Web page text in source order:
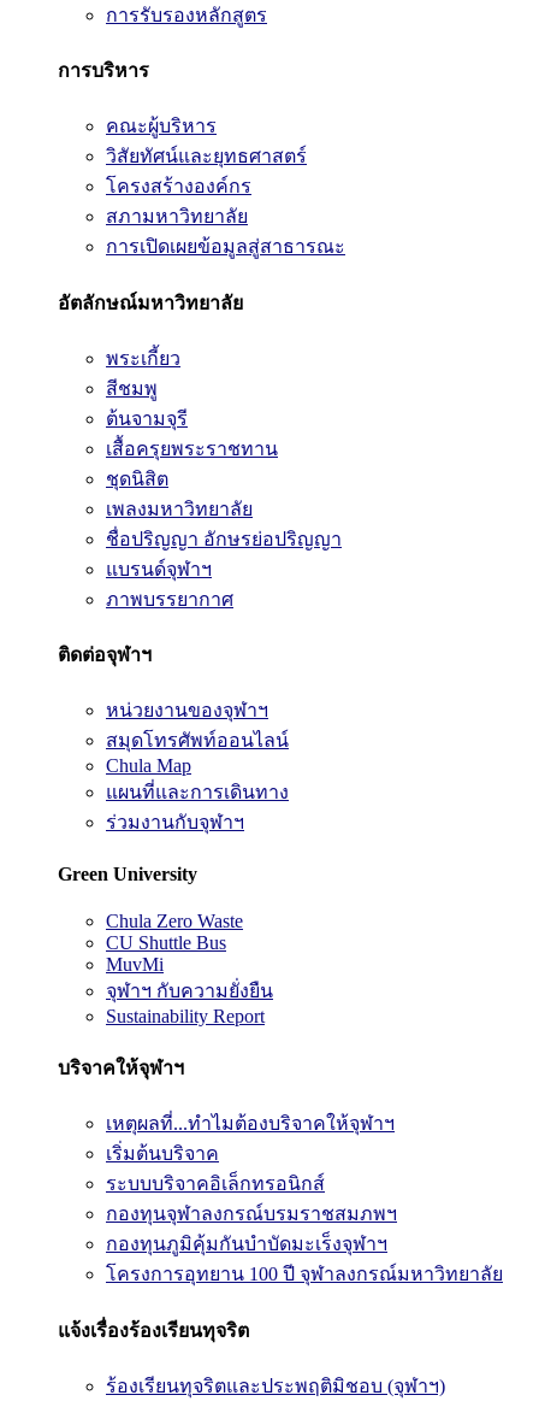
การรับรองหลักสูตร
การบริหาร
คณะผู้บริหาร
วิสัยทัศน์และยุทธศาสตร์
โครงสร้างองค์กร
สภามหาวิทยาลัย
การเปิดเผยข้อมูลสู่สาธารณะ
อัตลักษณ์มหาวิทยาลัย
พระเกี้ยว
สีชมพู
ต้นจามจุรี
เสื้อครุยพระราชทาน
ชุดนิสิต
เพลงมหาวิทยาลัย
ชื่อปริญญา อักษรย่อปริญญา
แบรนด์จุฬาฯ
ภาพบรรยากาศ
ติดต่อจุฬาฯ
หน่วยงานของจุฬาฯ
สมุดโทรศัพท์ออนไลน์
Chula Map
แผนที่และการเดินทาง
ร่วมงานกับจุฬาฯ
Green University
Chula Zero Waste
CU Shuttle Bus
MuvMi
จุฬาฯ กับความยั่งยืน
Sustainability Report
บริจาคให้จุฬาฯ
เหตุผลที่...ทำไมต้องบริจาคให้จุฬาฯ
เริ่มต้นบริจาค
ระบบบริจาคอิเล็กทรอนิกส์
กองทุนจุฬาลงกรณ์บรมราชสมภพฯ
กองทุนภูมิคุ้มกันบำบัดมะเร็งจุฬาฯ
โครงการอุทยาน 100 ปี จุฬาลงกรณ์มหาวิทยาลัย
แจ้งเรื่องร้องเรียนทุจริต
ร้องเรียนทุจริตและประพฤติมิชอบ (จุฬาฯ)